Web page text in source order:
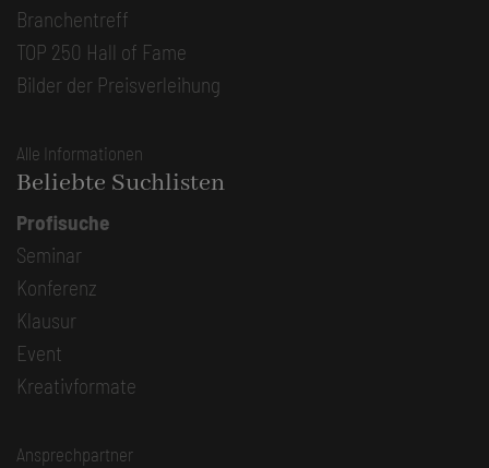
Branchentreff
TOP 250 Hall of Fame
Bilder der Preisverleihung
Alle Informationen
Beliebte Suchlisten
Profisuche
Seminar
Konferenz
Klausur
Event
Kreativformate
Ansprechpartner